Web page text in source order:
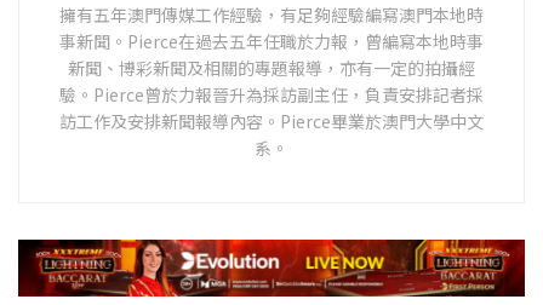
擁有五年澳門傳媒工作經驗，有足夠經驗編寫澳門本地時
事新聞。Pierce在過去五年任職於力報，曾編寫本地時事
新聞、博彩新聞及相關的專題報導，亦有一定的拍攝經
驗。Pierce曾於力報晉升為採訪副主任，負責安排記者採
訪工作及安排新聞報導內容。Pierce畢業於澳門大學中文
系。